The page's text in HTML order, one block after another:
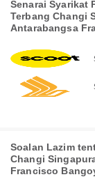
Senarai Syarikat
Terbang Changi
Antarabangsa
Soalan Lazim
Changi
Francisco